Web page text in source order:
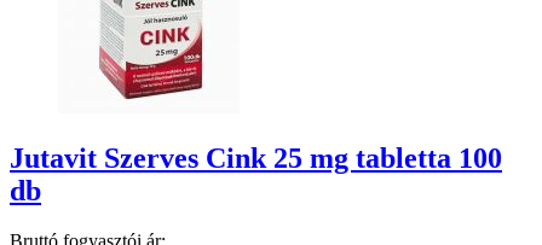
Jutavit Szerves Cink 25 mg tabletta 100
db